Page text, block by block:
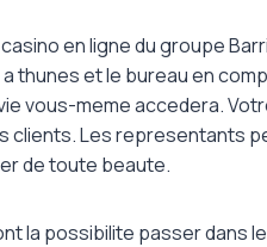
en ligne du groupe
thunes et le bureau en
vous-meme accedera.
Les representants
de toute beaute.
la possibilite passer dans